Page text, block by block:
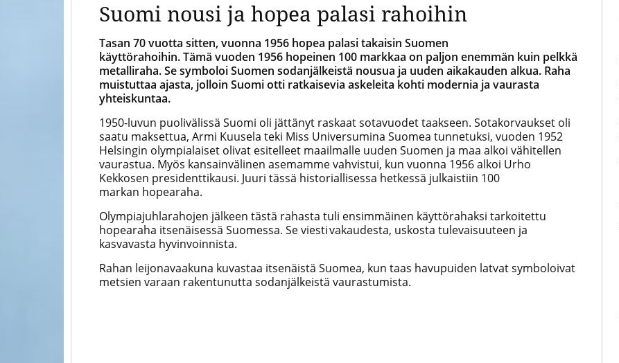
Suomi nousi ja hopea palasi rahoihin
Tasan 70 vuotta sitten, vuonna 1956 hopea palasi takaisin Suomen
käyttörahoihin.Tämä vuoden 1956 hopeinen 100 markkaa on paljon enemmän kuin pelkkä
metalliraha. Se symboloi Suomen sodanjälkeistä nousua ja uuden aikakauden alkua. Raha
muistuttaa ajasta, jolloin Suomi otti ratkaisevia askeleita kohti modernia ja vaurasta
yhteiskuntaa.
1950-luvun puolivälissä Suomi oli jättänyt raskaat sotavuodet taakseen. Sotakorvaukset oli
saatu maksettua, Armi Kuusela teki Miss Universumina Suomea tunnetuksi, vuoden 1952
Helsingin olympialaiset olivat esitelleet maailmalle uuden Suomen ja maa alkoi vähitellen
vaurastua. Myös kansainvälinen asemamme vahvistui, kun vuonna 1956 alkoi Urho
Kekkosen presidenttikausi. Juuri tässä historiallisessa hetkessä julkaistiin 100
markan hopearaha.
Olympiajuhlarahojen jälkeen tästä rahasta tuli ensimmäinen käyttörahaksi tarkoitettu
hopearaha itsenäisessä Suomessa. Se viesti vakaudesta, uskosta tulevaisuuteen ja
kasvavasta hyvinvoinnista.
Rahan leijonavaakuna kuvastaa itsenäistä Suomea, kun taas havupuiden latvat symboloivat
metsien varaan rakentunutta sodanjälkeistä vaurastumista.